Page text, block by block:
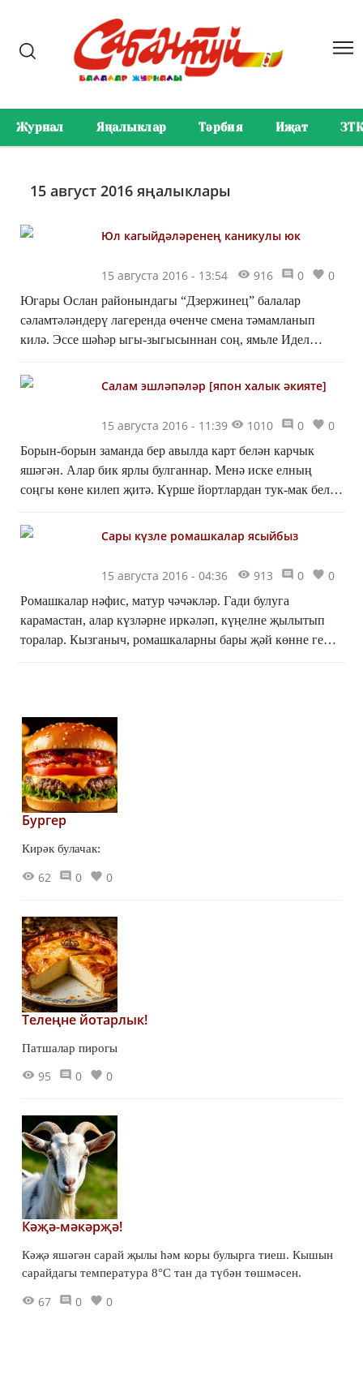
Журнал Яңалыклар Тәрбия Иҗат ЗТК
15 август 2016 яңалыклары
Юл кагыйдәләренең каникулы юк
15 августа 2016 - 13:54 916 0 0
Югары Ослан районындагы “Дзержинец” балалар
сәламтәләндерү лагеренда өченче смена тәмамланып
килә. Эссе шәһәр ыгы-зыгысыннан соң, ямьле Идел
җитүгә урм...
Салам эшләпәләр [япон халык әкияте]
15 августа 2016 - 11:39 1010 0 0
Борын-борын заманда бер авылда карт белән карчык
яшәгән. Алар бик ярлы булганнар. Менә иске елның
соңгы көне килеп җитә. Күрше йортлардан тук-мак белән
Сары күзле ромашкалар ясыйбыз
15 августа 2016 - 04:36 913 0 0
Ромашкалар нәфис, матур чәчәкләр. Гади булуга
карамастан, алар күзләрне иркәләп, күңелне җылытып
торалар. Кызганыч, ромашкаларны бары җәй көнне генә
Бургер
Кирәк булачак:
62 0 0
Телеңне йотарлык!
Патшалар пирогы
95 0 0
Кәҗә-мәкәрҗә!
Кәҗә яшәгән сарай җылы һәм коры булырга тиеш. Кышын
сарайдагы температура 8°С тан да түбән төшмәсен.
67 0 0